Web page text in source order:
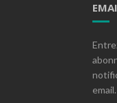
email.